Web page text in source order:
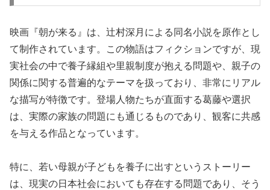
映画『朝が来る』は、辻村深月による同名小説を原作とし
て制作されています。この物語はフィクションですが、現
実社会の中で養子縁組や里親制度が抱える問題や、親子の
関係に関する普遍的なテーマを扱っており、非常にリアル
な描写が特徴です。登場人物たちが直面する葛藤や選択
は、実際の家族の問題にも通じるものであり、観客に共感
を与える作品となっています。
特に、若い母親が子どもを養子に出すというストーリー
は、現実の日本社会においても存在する問題であり、そう